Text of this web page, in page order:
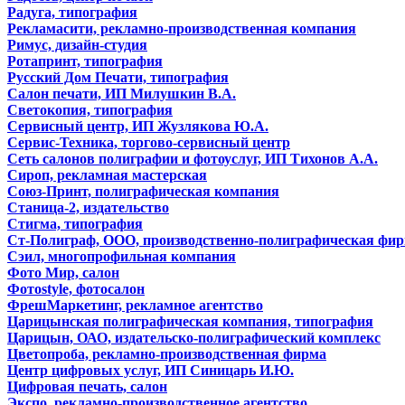
Радуга, типография
Рекламасити, рекламно-производственная компания
Римус, дизайн-студия
Ротапринт, типография
Русский Дом Печати, типография
Салон печати, ИП Милушкин В.А.
Светокопия, типография
Сервисный центр, ИП Жузлякова Ю.А.
Сервис-Техника, торгово-сервисный центр
Сеть салонов полиграфии и фотоуслуг, ИП Тихонов А.А.
Сироп, рекламная мастерская
Союз-Принт, полиграфическая компания
Станица-2, издательство
Стигма, типография
Ст-Полиграф, ООО, производственно-полиграфическая
Сэил, многопрофильная компания
Фото Мир, салон
Фотоstyle, фотосалон
ФрешМаркетинг, рекламное агентство
Царицынская полиграфическая компания, типография
Царицын, ОАО, издательско-полиграфический комплекс
Цветопроба, рекламно-производственная фирма
Центр цифровых услуг, ИП Синицарь И.Ю.
Цифровая печать, салон